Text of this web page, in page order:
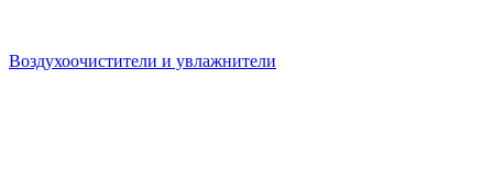
Воздухоочистители и увлажнители